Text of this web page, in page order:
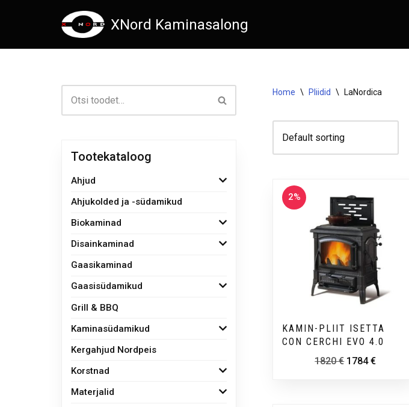
to
XNord Kaminasalong
Tootekataloog
Ahjud
Ahjukolded ja -südamikud
Biokaminad
Disainkaminad
Gaasikaminad
Gaasisüdamikud
Grill & BBQ
Kaminasüdamikud
Kergahjud Nordpeis
Korstnad
Materjalid
Home \ Pliidid \ LaNordica
2%
KAMIN-PLIIT ISETTA
CON CERCHI EVO 4.0
1820€ 1784€